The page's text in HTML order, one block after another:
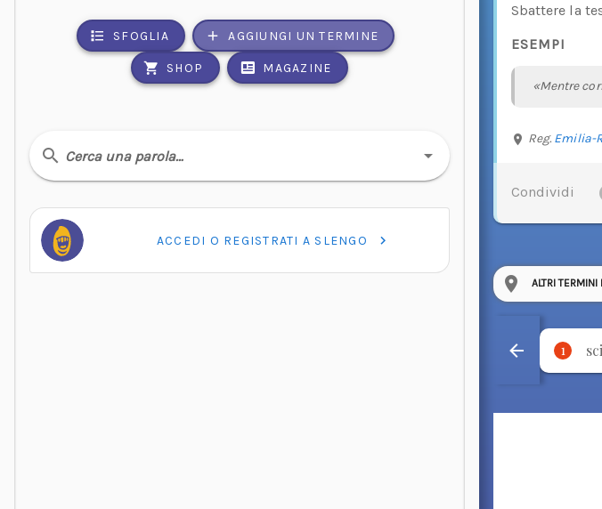
SFOGLIA AGGIUNGI UN TERMINE
SHOP MAGAZINE
Cerca una parola…
ACCEDI O REGISTRATI A SLENGO
Sbattere la
ESEMPI
«Mentre
Reg. Emilia-
Condividi
ALTRI
1